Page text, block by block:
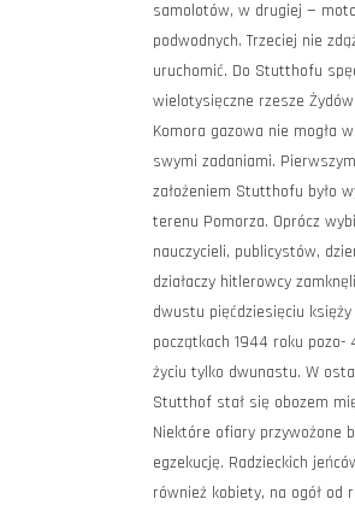
samolotów, w drugiej —
podwodnych. Trzeciej nie
uruchomić. Do Stutthofu
wielotysięczne rzesze
Komora gazowa nie mogła
swymi zadaniami.
założeniem Stutthofu było
terenu Pomorza. Oprócz
nauczycieli, publicystów,
działaczy hitlerowcy
dwustu pięćdziesięciu
początkach 1944 roku pozo-
życiu tylko dwunastu. W
Stutthof stał się obozem
Niektóre ofiary przywożone
egzekucję. Radzieckich
również kobiety, na ogół od